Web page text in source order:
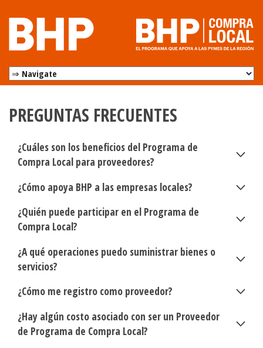
PREGUNTAS FRECUENTES
¿Cuáles son los beneficios del Programa de
Compra Local para proveedores?
¿Cómo apoya BHP a las empresas locales?
¿Quién puede participar en el Programa de
Compra Local?
¿A qué operaciones puedo suministrar bienes o
servicios?
¿Cómo me registro como proveedor?
¿Hay algún costo asociado con ser un Proveedor
de Programa de Compra Local?